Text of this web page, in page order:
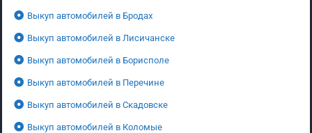
Выкуп автомобилей в Бродах
Выкуп автомобилей в Лисичанске
Выкуп автомобилей в Борисполе
Выкуп автомобилей в Перечине
Выкуп автомобилей в Скадовске
Выкуп автомобилей в Коломые